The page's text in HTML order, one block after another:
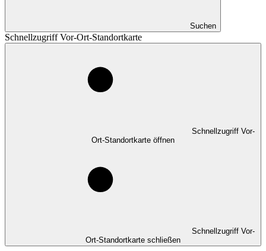
Suchen
Schnellzugriff Vor-Ort-Standortkarte
Schnellzugriff Vor-
Ort-Standortkarte öffnen
Schnellzugriff Vor-
Ort-Standortkarte schließen